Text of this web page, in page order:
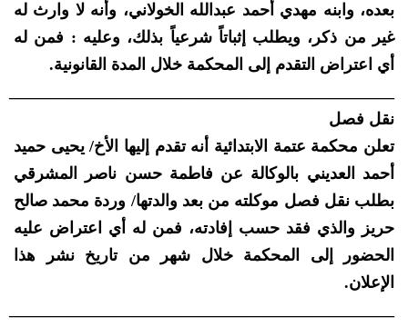
بعده، وابنه مهدي أحمد عبدالله الخولاني، وأنه لا وارث له
غير من ذكر، ويطلب إثباتاً شرعياً بذلك، وعليه : فمن له
أي اعتراض التقدم إلى المحكمة خلال المدة القانونية.
نقل فصل
تعلن محكمة عتمة الابتدائية أنه تقدم إليها الأخ/ يحيى حميد
أحمد العديني بالوكالة عن فاطمة حسن ناصر المشرقي
بطلب نقل فصل موكلته من بعد والدتها/ وردة محمد صالح
حريز والذي فقد حسب إفادته، فمن له أي اعتراض عليه
الحضور إلى المحكمة خلال شهر من تاريخ نشر هذا
الإعلان.